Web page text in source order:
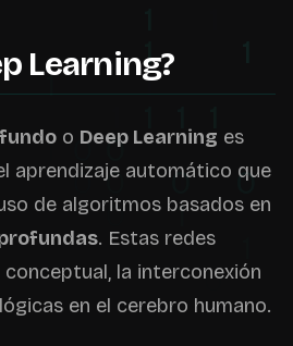
Learning?
o Deep Learning es
aprendizaje automático que
de algoritmos basados en
. Estas redes
conceptual, la interconexión
en el cerebro humano.